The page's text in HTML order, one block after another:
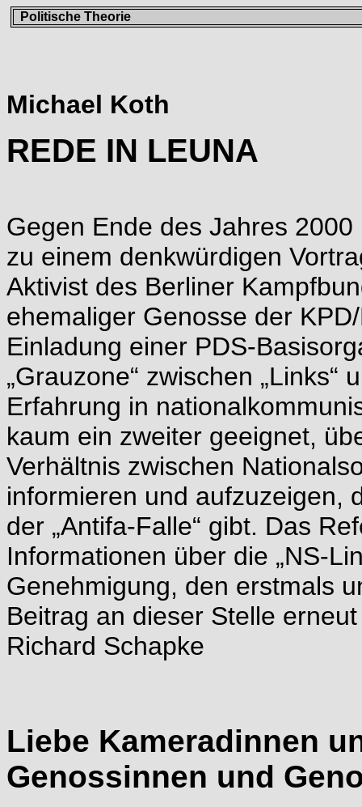
Politische Theorie
Michael Koth
REDE IN LEUNA
Gegen Ende des Jahres
zu einem denkwürdigen
Aktivist des Berliner
ehemaliger Genosse der
Einladung einer PDS-
„Grauzone“ zwischen „Links“
Erfahrung in
kaum ein zweiter geeignet,
Verhältnis zwischen
informieren und aufzuzeigen,
der „Antifa-Falle“ gibt. Das
Informationen über die „NS-
Genehmigung, den erstmals
Beitrag an dieser Stelle
Richard Schapke
Liebe Kameradinnen
Genossinnen und